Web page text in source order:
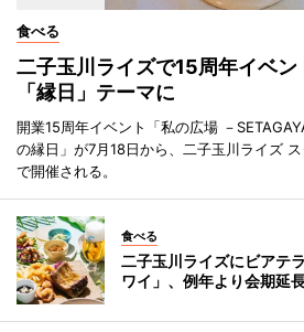
食べる
二子玉川ライズで15周年イベ
「縁日」テーマに
開業15周年イベント「私の広場 －
の縁日」が7月18日から、二子玉川ライズ ス
で開催される。
食べる
二子玉川ライズにビアテ
ワイ」、例年より会期延